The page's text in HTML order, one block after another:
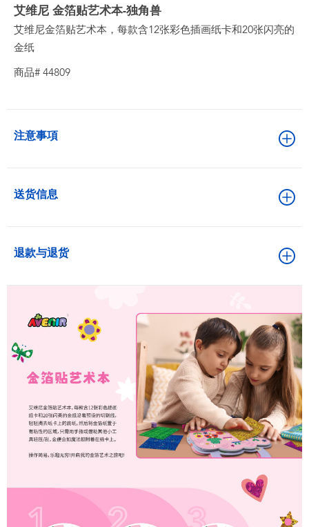
玩具促销
玩具清货
艾维尼 金箔贴艺术本-独角兽
艾维尼金箔贴艺术本，每款含12张彩色插画纸卡和20张闪亮的
金纸
商品# 44809
注意事項
送货信息
退款与退货